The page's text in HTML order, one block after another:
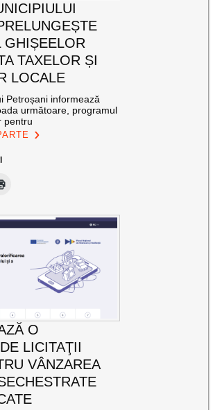
GHIȘEELOR
TAXELOR ȘI
LOCALE
Petroșani informează
următoare, programul
pentru
O
LICITAŢII
VÂNZAREA